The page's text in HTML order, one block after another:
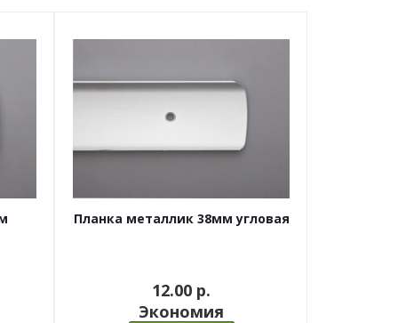
Планка металлик 38мм угловая
12.00 p.
Экономия